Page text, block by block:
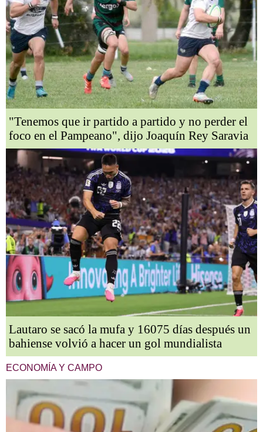
"Tenemos que ir partido a partido y no perder el
foco en el Pampeano", dijo Joaquín Rey Saravia
Lautaro se sacó la mufa y 16075 días después un
bahiense volvió a hacer un gol mundialista
ECONOMÍA Y CAMPO